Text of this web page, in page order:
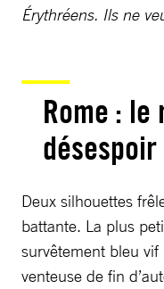
Érythréens. Ils ne
Rome : le
désespoir
Deux silhouettes
battante. La plus
survêtement bleu
venteuse de fin